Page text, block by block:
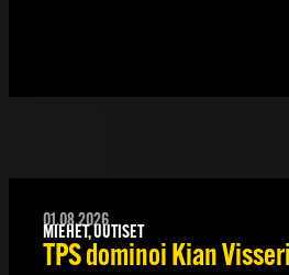
01.08.2026
MIEHET, UUTISET
TPS dominoi Kian